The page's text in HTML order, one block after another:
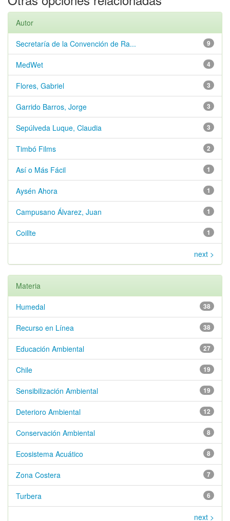
Autor
9
Secretaría de la Convención de Ra...
4
MedWet
3
Flores, Gabriel
3
Garrido Barros, Jorge
3
Sepúlveda Luque, Claudia
2
Timbó Films
1
Así o Más Fácil
1
Aysén Ahora
1
Campusano Álvarez, Juan
1
Coillte
next >
Materia
38
Humedal
38
Recurso en Línea
27
Educación Ambiental
19
Chile
19
Sensibilización Ambiental
12
Deterioro Ambiental
8
Conservación Ambiental
8
Ecosistema Acuático
7
Zona Costera
6
Turbera
next >